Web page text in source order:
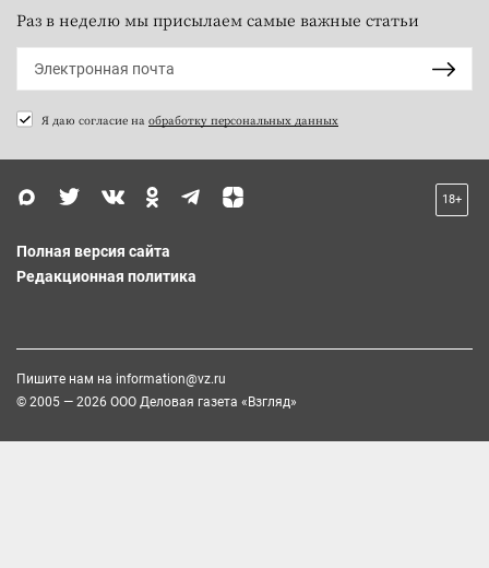
Раз в неделю мы присылаем самые важные статьи
Я даю согласие на обработку персональных данных
18+
Полная версия сайта
Редакционная политика
Пишите нам на information@vz.ru
© 2005 — 2026 ООО Деловая газета «Взгляд»